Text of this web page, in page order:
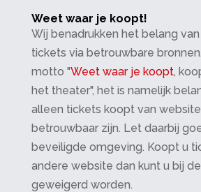
Weet waar je koopt!
Wij benadrukken het belang
tickets via betrouwbare
motto "Weet waar je koopt,
het theater", het is namelijk
alleen tickets koopt van
betrouwbaar zijn. Let daarbij
beveiligde omgeving. Koopt u
andere website dan kunt u bij
geweigerd worden.